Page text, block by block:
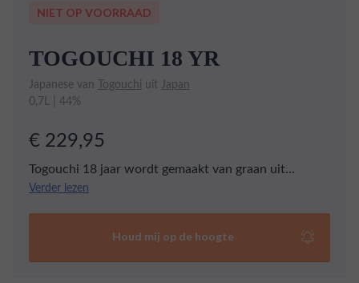
NIET OP VOORRAAD
TOGOUCHI 18 YR
Japanese van Togouchi uit Japan
0,7L | 44%
€ 229,95
Togouchi 18 jaar wordt gemaakt van graan uit
Canada en Schots mout. De balans is 60% graan en
vanille en dadelbrood.
Verder lezen
Houd mij op de hoogte